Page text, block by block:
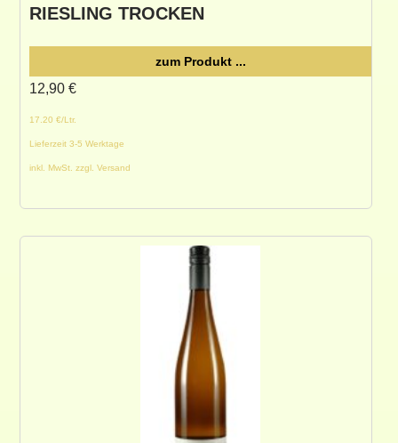
RIESLING TROCKEN
17.20 €/Ltr.
Lieferzeit 3-5 Werktage
inkl. MwSt. zzgl. Versand
12,90 €
zum Produkt ...